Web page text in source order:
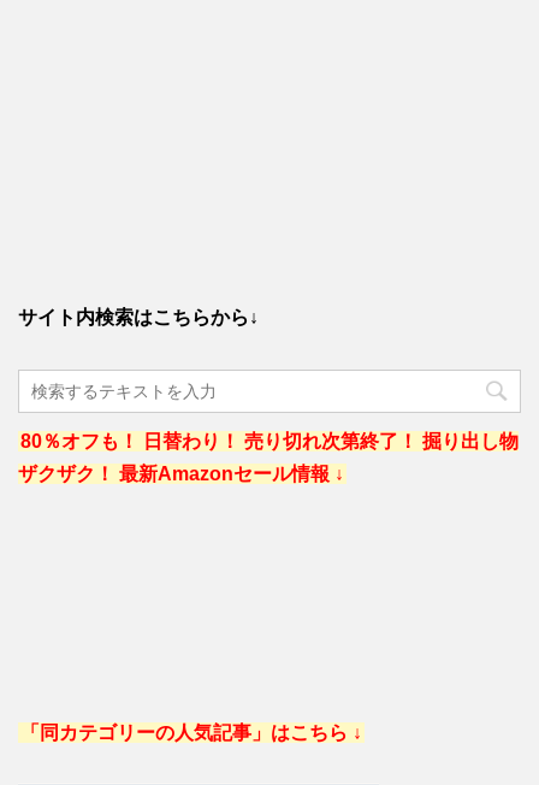
サイト内検索はこちらから↓
80％オフも！ 日替わり！ 売り切れ次第終了！ 掘り出し物
ザクザク！ 最新Amazonセール情報 ↓
「同カテゴリーの人気記事」はこちら ↓